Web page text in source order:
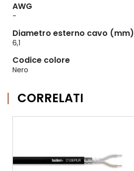
AWG
-
Diametro esterno cavo (mm)
6,1
Codice colore
Nero
CORRELATI